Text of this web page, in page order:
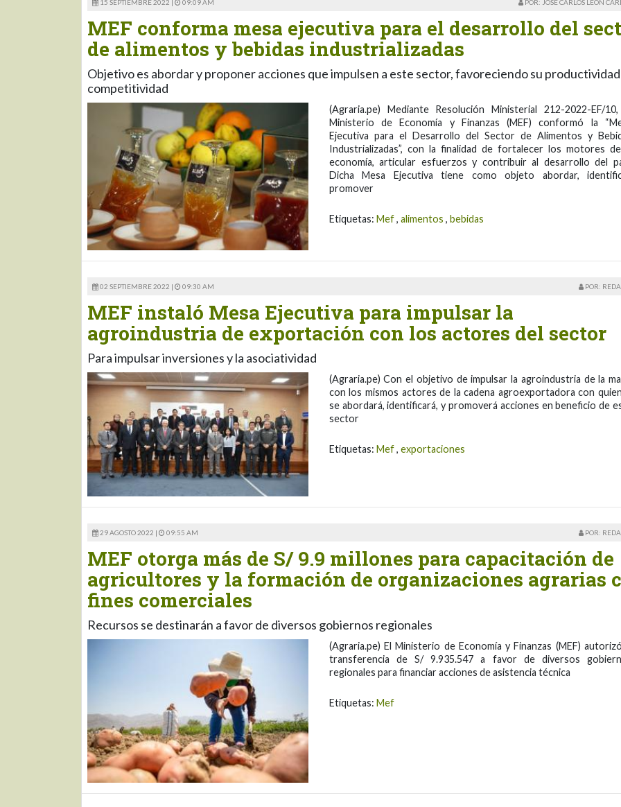
15 SEPTIEMBRE 2022 | 09:09 AM POR: JOSÉ CARLOS LEÓN
MEF conforma mesa ejecutiva para el desarrollo del
de alimentos y bebidas industrializadas
Objetivo es abordar y proponer acciones que impulsen a este sector, favoreciendo su
competitividad
(Agraria.pe) Mediante Resolución Ministerial 212-2022-EF/
Ministerio de Economía y Finanzas (MEF) conformó la
Ejecutiva para el Desarrollo del Sector de Alimentos y
Industrializadas”, con la finalidad de fortalecer los motores
economía, articular esfuerzos y contribuir al desarrollo del
Dicha Mesa Ejecutiva tiene como objeto abordar,
promover
Etiquetas: Mef, alimentos , bebidas
02 SEPTIEMBRE 2022 | 09:30 AM POR:
MEF instaló Mesa Ejecutiva para impulsar la
agroindustria de exportación con los actores del sector
Para impulsar inversiones y la asociatividad
(Agraria.pe) Con el objetivo de impulsar la agroindustria de la
con los mismos actores de la cadena agroexportadora con
se abordará, identificará, y promoverá acciones en beneficio de
sector
Etiquetas: Mef, exportaciones
29 AGOSTO 2022 | 09:55 AM POR:
MEF otorga más de S/ 9.9 millones para capacitación de
agricultores y la formación de organizaciones agrarias
fines comerciales
Recursos se destinarán a favor de diversos gobiernos regionales
(Agraria.pe) El Ministerio de Economía y Finanzas (MEF)
transferencia de S/ 9.935.547 a favor de diversos
regionales para financiar acciones de asistencia técnica
Etiquetas: Mef